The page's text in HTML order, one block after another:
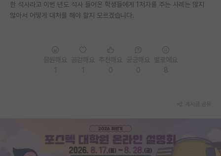
한 석사라고 이번 년도 석사 들어온 학생들에게 1저자를 주는 사례는 많지
않아서 어떻게 대처를 해야 할지 모르겠습니다.